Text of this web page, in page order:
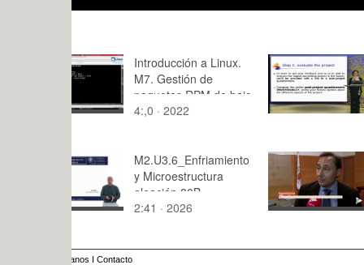
Introducción a Linux.
M7. Gestión de
paquetes RPM de bajo
nivel con rpm
4:,0 · 2022
3:40 · 2014
M2.U3.6_Enfriamiento
y Microestructura
aleación 80B
2:41 · 2026
Convenio
y ARIVAL
3:30 · 2024